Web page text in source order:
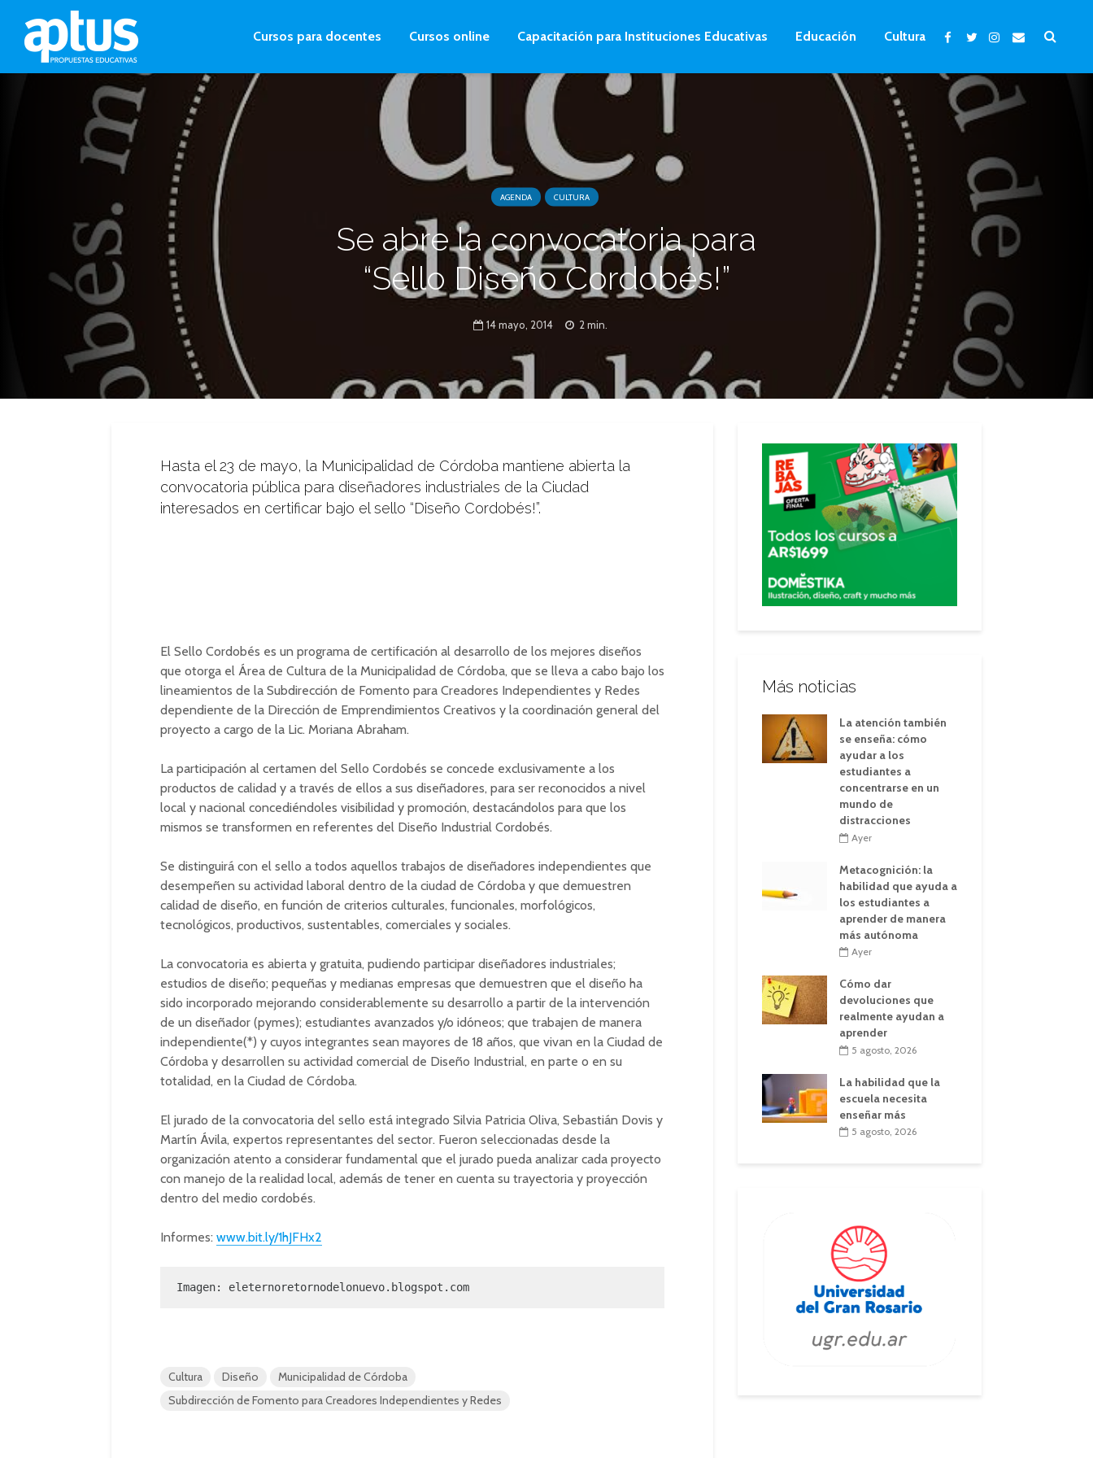
Cursos para docentes Cursos online Capacitación para Instituciones Educativas Educación Cultura
AGENDA CULTURA
Se abre la convocatoria para
“Sello Diseño Cordobés!”
14 mayo, 2014 2 min.
Hasta el 23 de mayo, la Municipalidad de Córdoba mantiene abierta la
convocatoria pública para diseñadores industriales de la Ciudad
interesados en certificar bajo el sello “Diseño Cordobés!”.
El Sello Cordobés es un programa de certificación al desarrollo de los mejo­res diseños
que otorga el Área de Cultura de la Municipalidad de Córdoba, que se lleva a cabo bajo los
lineamientos de la Subdirección de Fomento para Creadores Independientes y Redes
dependiente de la Dirección de Emprendimientos Creativos y la coordinación general del
proyecto a cargo de la Lic. Moriana Abraham.
La participación al certamen del Sello Cordobés se concede exclusivamen­te a los
productos de calidad y a través de ellos a sus diseñadores, para ser reconocidos a nivel
local y nacional concediéndoles visibilidad y promoción, destacándolos para que los
mismos se transformen en referentes del Diseño Industrial Cordobés.
Se distinguirá con el sello a todos aquellos trabajos de diseña­dores independientes que
desem­peñen su actividad laboral dentro de la ciudad de Córdoba y que demuestren
calidad de diseño, en función de criterios culturales, funcionales, morfológicos,
tecnológicos, productivos, sustentables, comerciales y sociales.
La convocatoria es abierta y gratuita, pudiendo participar diseñadores industriales;
estudios de diseño; pequeñas y medianas empresas que demuestren que el diseño ha
sido incorporado mejorando considerablemente su desarrollo a partir de la intervención
de un diseñador (pymes); estudiantes avanzados y/o idóneos; que trabajen de manera
independiente(*) y cuyos integrantes sean mayores de 18 años, que vivan en la Ciudad de
Córdoba y desarrollen su actividad comercial de Diseño Industrial, en parte o en su
totalidad, en la Ciudad de Córdoba.
El jurado de la convocatoria del sello está integrado Silvia Patricia Oliva, Sebastián Dovis y
Martín Ávila, expertos representantes del sector. Fueron seleccionadas desde la
organización atento a considerar fundamental que el jurado pueda analizar cada proyecto
con manejo de la realidad local, además de tener en cuenta su trayectoria y proyección
dentro del medio cordobés.
Informes: www.bit.ly/1hJFHx2
Imagen: eleternoretornodelonuevo.blogspot.com
Cultura Diseño
Municipalidad de Córdoba
Subdirección de Fomento para Creadores Independientes y Redes
Más noticias
La atención también
se enseña: cómo
ayudar a los
estudiantes a
concentrarse en un
mundo de
distracciones
Ayer
Metacognición: la
habilidad que ayuda a
los estudiantes a
aprender de manera
más autónoma
Ayer
Cómo dar
devoluciones que
realmente ayudan a
aprender
5 agosto, 2026
La habilidad que la
escuela necesita
enseñar más
5 agosto, 2026